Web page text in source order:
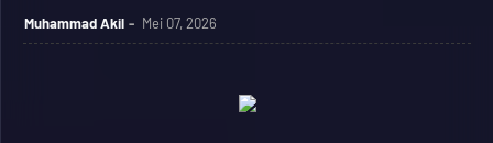
Muhammad Akil Mei 07, 2026